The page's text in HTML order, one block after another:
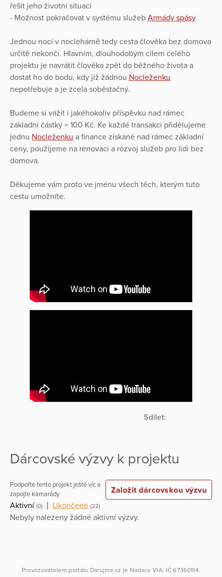
řešit jeho životní situaci
- Možnost pokračovat v systému služeb Armády spásy
Jednou nocí v noclehárně tedy cesta člověka bez domova
určitě nekončí. Hlavním, dlouhodobým cílem celého
projektu je navrátit člověka zpět do běžného života a
dostat ho do bodu, kdy již žádnou Nocleženku
nepotřebuje a je zcela soběstačný.
Budeme si vážit i jakéhokoliv příspěvku nad rámec
základní částky = 100 Kč. Ke každé transakci přidělujeme
jednu Nocleženku a finance získané nad rámec základní
ceny, použijeme na renovaci a rozvoj služeb pro lidi bez
domova.
Děkujeme vám proto ve jménu všech těch, kterým tuto
cestu umožníte.
Sdílet:
Dárcovské výzvy k projektu
Podpořte tento projekt ještě víc a
zapojte kamarády
Založit dárcovskou výzvu
Aktivní (0) Ukončené (22)
Nebyly nalezeny žádné aktivní výzvy.
Provozovatelem portálu Darujme.cz je Nadace VIA, IČ 67360114.